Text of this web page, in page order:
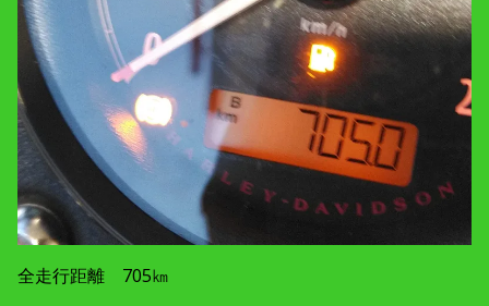
全走行距離 705㎞